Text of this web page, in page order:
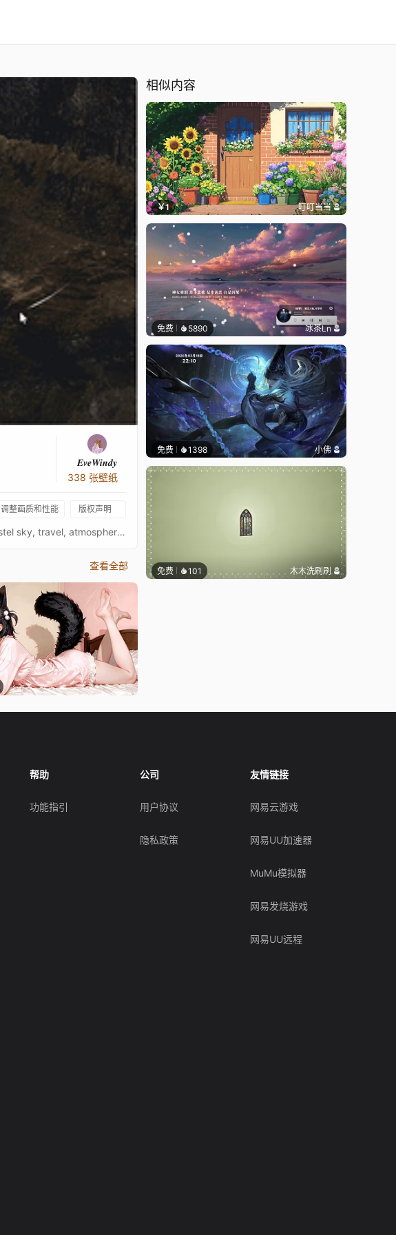
𝑬𝒗𝒆𝑾𝒊𝒏𝒅𝒚
338 张壁纸
调整画质和性能 版权声明
mountain, nature, tuesday, sunrise, soft light, misty, cinematic, landscape, aesthetic, calm, peaceful, pastel sky, travel, atmospheric, minimalist, cozy ambience, morning glow, serene, waterfall, brown
查看全部
相似内容
￥1 叮叮当当
免费 5890 冰茶Ln
免费 1398 小佛
免费 101 木木洗刷刷
帮助
功能指引
公司
用户协议
隐私政策
友情链接
网易云游戏
网易UU加速器
MuMu模拟器
网易发烧游戏
网易UU远程